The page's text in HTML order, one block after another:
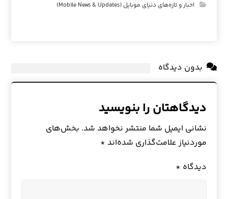
اخبار و تازه‌های دنیای موبایل (Mobile News & Updates)
بدون دیدگاه
دیدگاهتان را بنویسید
نشانی ایمیل شما منتشر نخواهد شد. بخش‌های
موردنیاز علامت‌گذاری شده‌اند *
دیدگاه *